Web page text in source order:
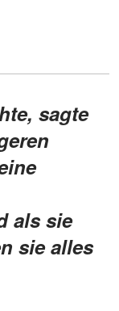
als sie
sie alles